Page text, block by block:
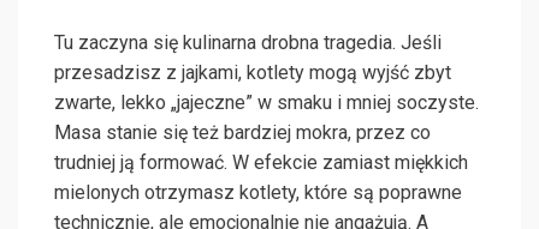
Tu zaczyna się kulinarna drobna tragedia. Jeśli
przesadzisz z jajkami, kotlety mogą wyjść zbyt
zwarte, lekko „jajeczne” w smaku i mniej soczyste.
Masa stanie się też bardziej mokra, przez co
trudniej ją formować. W efekcie zamiast miękkich
mielonych otrzymasz kotlety, które są poprawne
technicznie, ale emocjonalnie nie angażują. A